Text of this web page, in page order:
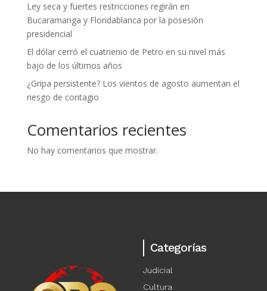
Ley seca y fuertes restricciones regirán en
Bucaramanga y Floridablanca por la posesión
presidencial
El dólar cerró el cuatrienio de Petro en su nivel más
bajo de los últimos años
¿Gripa persistente? Los vientos de agosto aumentan el
riesgo de contagio
Comentarios recientes
No hay comentarios que mostrar.
Categorías
Judicial
Cultura